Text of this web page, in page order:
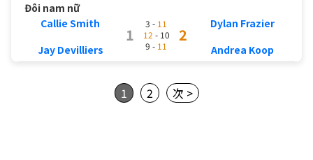
Đôi nam nữ
Callie Smith
Jay Devilliers
1
3 - 11
12 - 10
9 - 11
2
Dylan Frazier
Andrea Koop
1 2 次 >